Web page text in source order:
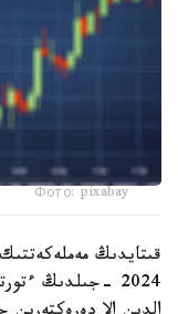
Фото: pixabay
2024 -جىلدىڭ